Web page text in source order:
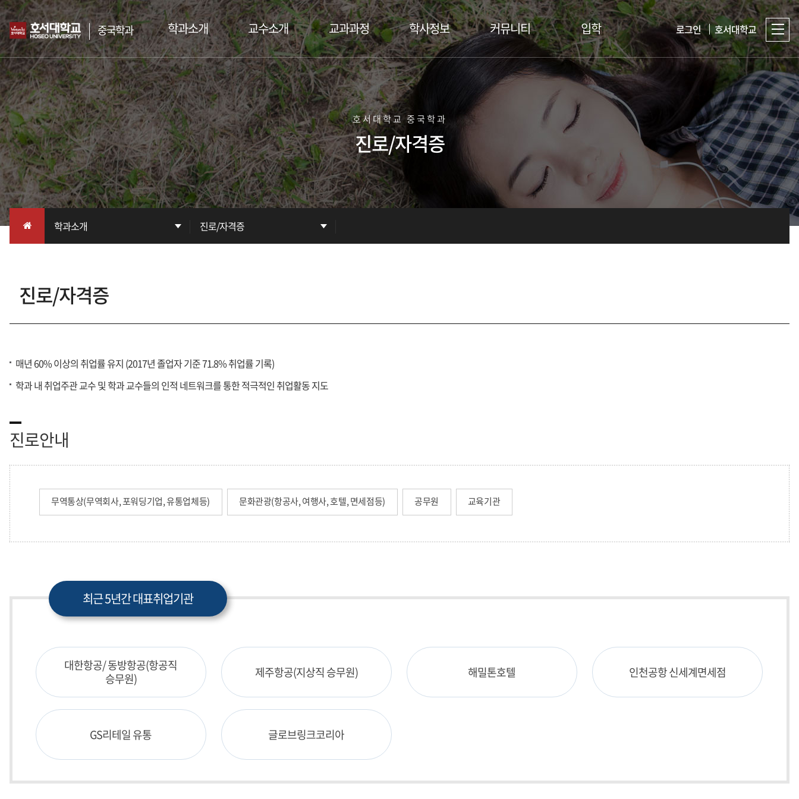
중국학과
한중 양국 문화교류 및 선린 관계 발전에
기여할 인재를 양성하는
호서대학교 중국학과
학과소개
인사말
학과소개
진로/자격증
교환학생제도
학과사무실
교수소개
교수진
교과과정
교육목표 및 진로
교육과정
학사정보
장학안내
학사일정
자료실/Q&A
커뮤니티
공지사항
홍보동영상
취업정보
교환학생 후기
입학
Q&A
입학홈페이지
취업게시판
로그인 호서대학교
호서대학교 중국학과
진로/자격증
학과소개 진로/자격증
학과사무실
진로/자격증
매년 60% 이상의 취업률 유지 (2017년 졸업자 기준 71.8% 취업률 기록)
학과 내 취업주관 교수 및 학과 교수들의 인적 네트워크를 통한 적극적인 취업활동 지도
진로안내
무역통상(무역회사, 포워딩기업, 유통업체등) 문화관광(항공사, 여행사, 호텔, 면세점등) 공무원 교육기관
최근 5년간 대표취업기관
대한항공/ 동방항공(항공직
승무원)
제주항공(지상직 승무원) 해밀톤호텔 인천공항 신세계면세점
GS리테일 유통 글로브링크코리아